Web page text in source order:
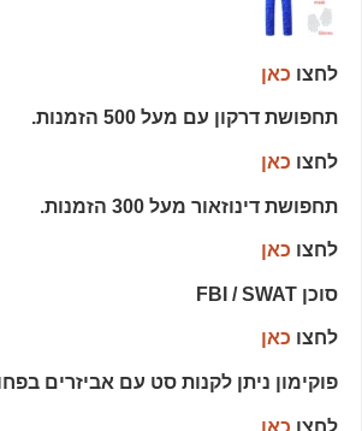
לחצו כאן
תחפושת דרקון עם מעל 500 הזמנות.
לחצו כאן
תחפושת דינוזאור מעל 300 הזמנות.
לחצו כאן
סוכן FBI / SWAT
לחצו כאן
פוקימון ניתן לקנות סט עם אביזרים בפחות מ-50
לחצו כאן